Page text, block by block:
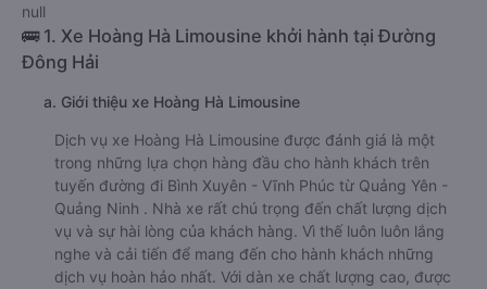
null
🚌 1. Xe Hoàng Hà Limousine khởi hành tại Đường
Đông Hải
a. Giới thiệu xe Hoàng Hà Limousine
Dịch vụ xe Hoàng Hà Limousine được đánh giá là một
trong những lựa chọn hàng đầu cho hành khách trên
tuyến đường đi Bình Xuyên - Vĩnh Phúc từ Quảng Yên -
Quảng Ninh . Nhà xe rất chú trọng đến chất lượng dịch
vụ và sự hài lòng của khách hàng. Vì thế luôn luôn lắng
nghe và cải tiến để mang đến cho hành khách những
dịch vụ hoàn hảo nhất. Với dàn xe chất lượng cao, được